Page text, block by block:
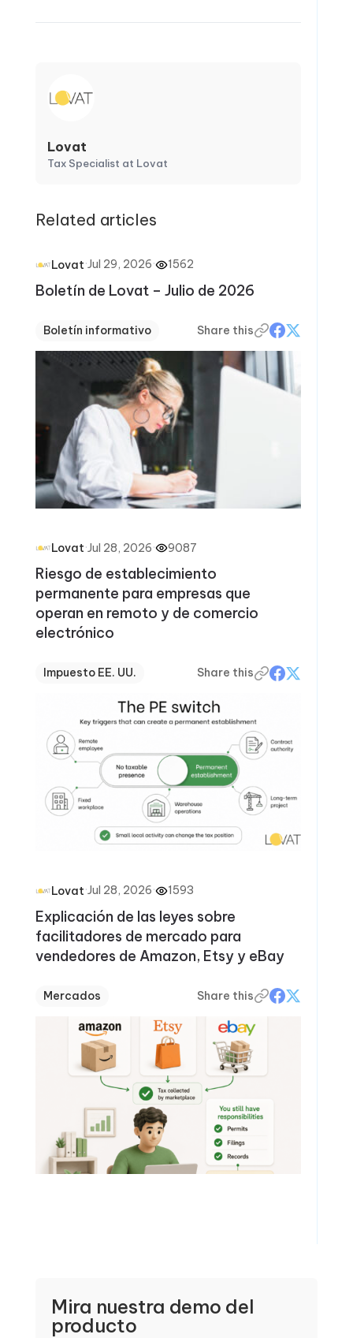
Lovat
Tax Specialist at Lovat
Related articles
Lovat·Jul 29, 2026· 1562
Boletín de Lovat – Julio de 2026
Boletín informativo Share this
Lovat·Jul 28, 2026· 9087
Riesgo de establecimiento
permanente para empresas que
operan en remoto y de comercio
electrónico
Impuesto EE. UU. Share this
Lovat·Jul 28, 2026· 1593
Explicación de las leyes sobre
facilitadores de mercado para
vendedores de Amazon, Etsy y eBay
Mercados Share this
Mira nuestra demo del
producto